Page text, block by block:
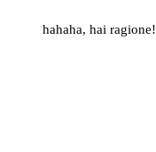
hahaha, hai ragione!